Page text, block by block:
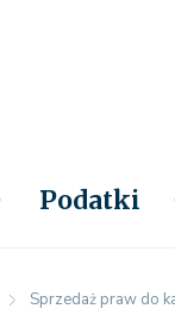
Podatki
Sprzedaż praw do